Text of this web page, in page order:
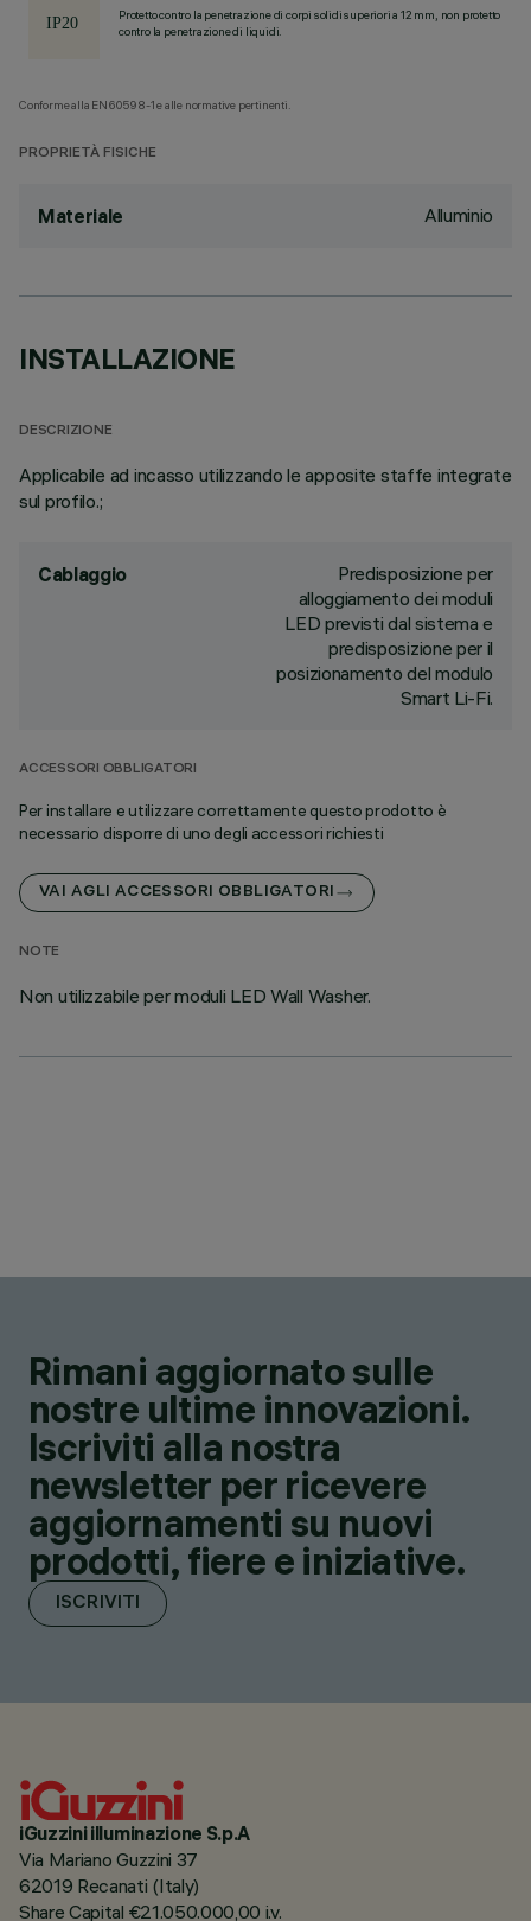
Protetto contro la penetrazione di corpi solidi superiori a 12 mm, non protetto
contro la penetrazione di liquidi.
Conforme alla EN60598-1 e alle normative pertinenti.
PROPRIETÀ FISICHE
Materiale Alluminio
INSTALLAZIONE
DESCRIZIONE
Applicabile ad incasso utilizzando le apposite staffe integrate
sul profilo.;
Cablaggio
Predisposizione per
alloggiamento dei moduli
LED previsti dal sistema e
predisposizione per il
posizionamento del modulo
Smart Li-Fi.
ACCESSORI OBBLIGATORI
Per installare e utilizzare correttamente questo prodotto è
necessario disporre di uno degli accessori richiesti
VAI AGLI ACCESSORI OBBLIGATORI
NOTE
Non utilizzabile per moduli LED Wall Washer.
Rimani aggiornato sulle
nostre ultime innovazioni.
Iscriviti alla nostra
newsletter per ricevere
aggiornamenti su nuovi
prodotti, fiere e iniziative.
ISCRIVITI
iGuzzini illuminazione S.p.A
Via Mariano Guzzini 37
62019 Recanati (Italy)
Share Capital €21.050.000,00 i.v.